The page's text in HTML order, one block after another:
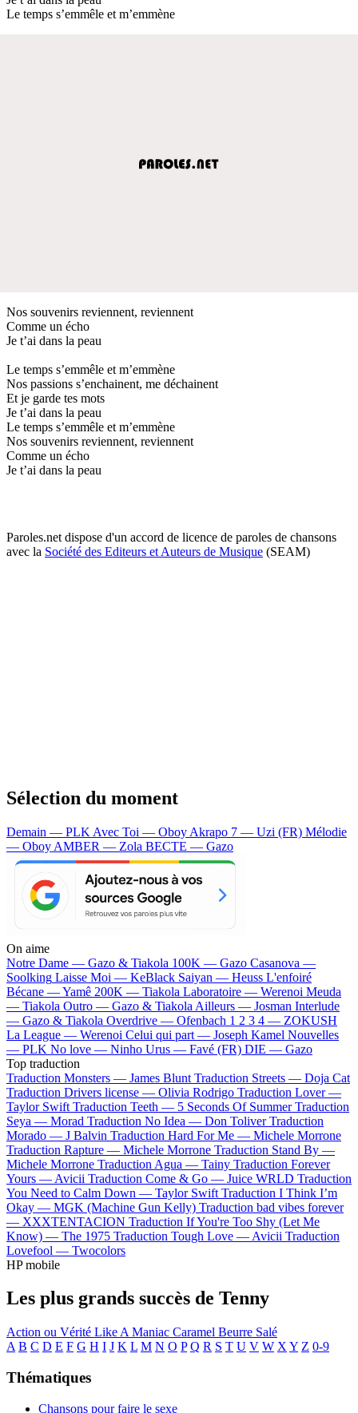
Le temps s’emmêle et m’emmène
Nos souvenirs reviennent, reviennent
Comme un écho
Je t’ai dans la peau
Le temps s’emmêle et m’emmène
Nos passions s’enchainent, me déchainent
Et je garde tes mots
Je t’ai dans la peau
Le temps s’emmêle et m’emmène
Nos souvenirs reviennent, reviennent
Comme un écho
Je t’ai dans la peau
Paroles.net dispose d'un accord de licence de paroles de chansons
avec la Société des Editeurs et Auteurs de Musique (SEAM)
Sélection du moment
Demain — PLK Avec Toi — Oboy Akrapo 7 — Uzi (FR) Mélodie
— Oboy AMBER — Zola BECTE — Gazo
On aime
Notre Dame — Gazo & Tiakola 100K — Gazo Casanova —
Soolking Laisse Moi — KeBlack Saiyan — Heuss L'enfoiré
Bécane —Yamê 200K — Tiakola Laboratoire — Werenoi Meuda
— Tiakola Outro — Gazo & Tiakola Ailleurs — Josman Interlude
— Gazo & Tiakola Overdrive — Ofenbach 1 2 3 4 — ZOKUSH
La League — Werenoi Celui qui part — Joseph Kamel Nouvelles
— PLK No love — Ninho Urus — Favé (FR) DIE — Gazo
Top traduction
Traduction Monsters — James Blunt Traduction Streets — Doja Cat
Traduction Drivers license — Olivia Rodrigo Traduction Lover —
Taylor Swift Traduction Teeth — 5 Seconds Of Summer Traduction
Seya — Morad Traduction No Idea — Don Toliver Traduction
Morado — J Balvin Traduction Hard For Me — Michele Morrone
Traduction Rapture — Michele Morrone Traduction Stand By —
Michele Morrone Traduction Agua — Tainy Traduction Forever
Yours — Avicii Traduction Come & Go — Juice WRLD Traduction
You Need to Calm Down — Taylor Swift Traduction I Think I’m
Okay — MGK (Machine Gun Kelly) Traduction bad vibes forever
— XXXTENTACION Traduction If You're Too Shy (Let Me
Know) — The 1975 Traduction Tough Love — Avicii Traduction
Lovefool — Twocolors
HP mobile
Les plus grands succès de Tenny
Action ou Vérité Like A Maniac Caramel Beurre Salé
A B C D E F G H I J K L M N O P Q R S T U V W X Y Z 0-9
Thématiques
Chansons pour faire le sexe